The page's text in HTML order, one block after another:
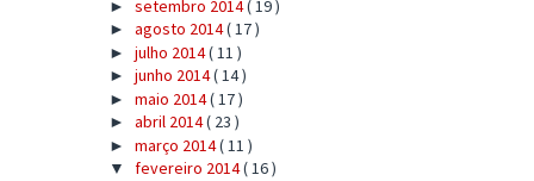
► setembro 2014( 19 )
► agosto 2014( 17 )
► julho 2014( 11 )
► junho 2014( 14 )
► maio 2014( 17 )
► abril 2014( 23 )
► março 2014( 11 )
▼ fevereiro 2014( 16 )